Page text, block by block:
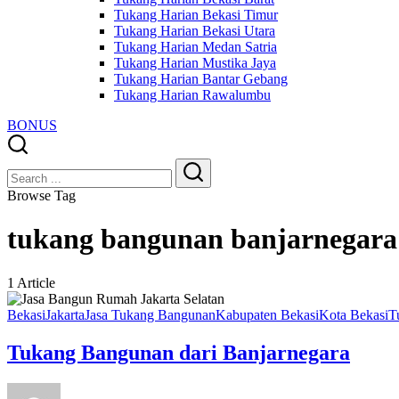
Tukang Harian Bekasi Timur
Tukang Harian Bekasi Utara
Tukang Harian Medan Satria
Tukang Harian Mustika Jaya
Tukang Harian Bantar Gebang
Tukang Harian Rawalumbu
BONUS
Search
Search
Browse Tag
tukang bangunan banjarnegara
1 Article
BekasiJakartaJasa Tukang BangunanKabupaten BekasiKota Bekasi
Tukang Bangunan dari Banjarnegara